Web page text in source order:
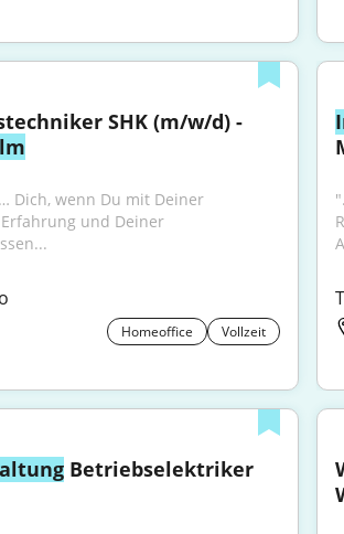
SHK (m/w/d) -
Dich, wenn Du mit Deiner
und Deiner
Homeoffice Vollzeit
Betriebselektriker